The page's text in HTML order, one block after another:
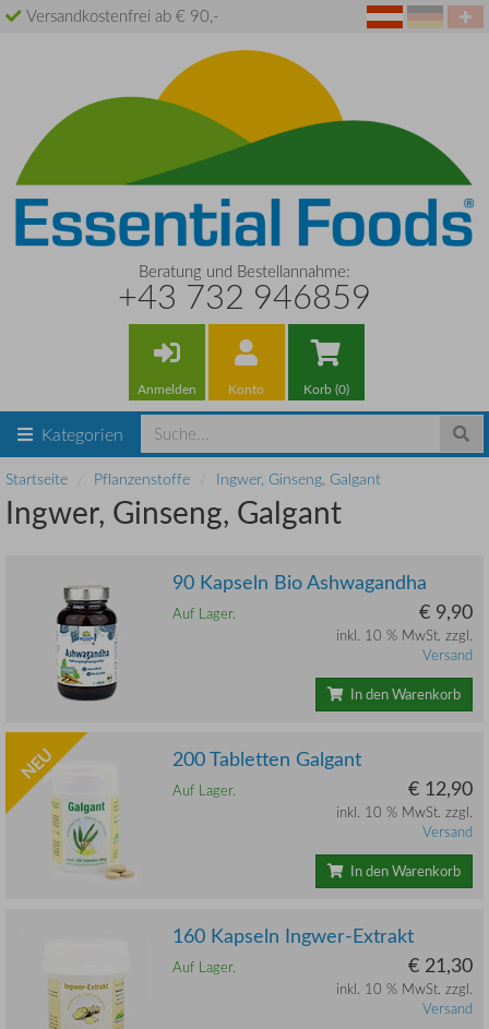
Versandkostenfrei ab € 90,-
Beratung und Bestellannahme:
+43 732 946859
Anmelden Konto Korb (0)
Kategorien
Startseite Pflanzenstoffe Ingwer, Ginseng, Galgant
Ingwer, Ginseng, Galgant
90 Kapseln Bio Ashwagandha
Auf Lager. € 9,90
inkl. 10 % MwSt. zzgl.
Versand
In den Warenkorb
NEU 200 Tabletten Galgant
Auf Lager. € 12,90
inkl. 10 % MwSt. zzgl.
Versand
In den Warenkorb
160 Kapseln Ingwer-Extrakt
Auf Lager. € 21,30
inkl. 10 % MwSt. zzgl.
Versand